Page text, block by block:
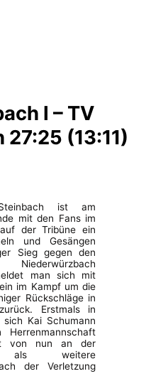
I – TV
(13:11)
ist am
mit den Fans im
der Tribüne ein
und Gesängen
Sieg gegen den
man sich mit
im Kampf um die
Rückschläge in
Erstmals in
Kai Schumann
von nun an der
weitere
der Verletzung